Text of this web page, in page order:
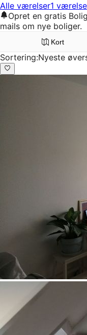
Alle værelser1
Opret en gratis
mails om nye boliger.
Kort
Sortering:Nyeste